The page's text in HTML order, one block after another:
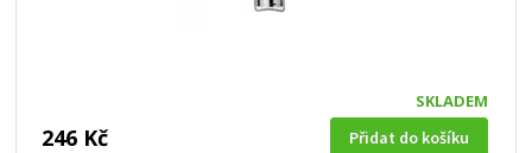
SKLADEM
246 Kč Přidat do košíku